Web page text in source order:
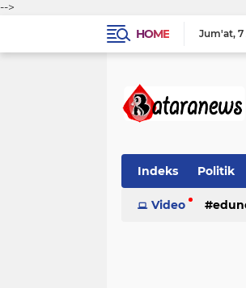
-->
HOME
Jum'at 7
Indeks Politik
Video